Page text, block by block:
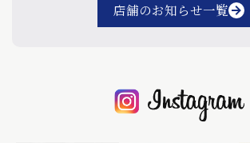
店舗のお知らせ一覧